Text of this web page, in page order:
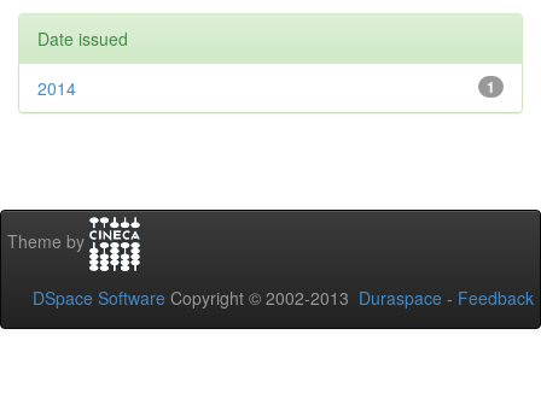
Date issued
1
2014
Theme by
DSpace Software Copyright © 2002-2013 Duraspace - Feedback